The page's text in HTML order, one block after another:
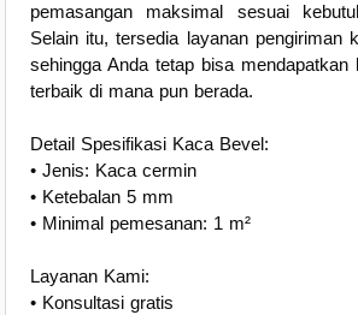
pemasangan maksimal sesuai
Selain itu, tersedia layanan pengiriman
sehingga Anda tetap bisa
terbaik di mana pun berada.
Detail Spesifikasi Kaca Bevel:
• Jenis: Kaca cermin
• Ketebalan 5 mm
• Minimal pemesanan: 1 m²
Layanan Kami:
• Konsultasi gratis